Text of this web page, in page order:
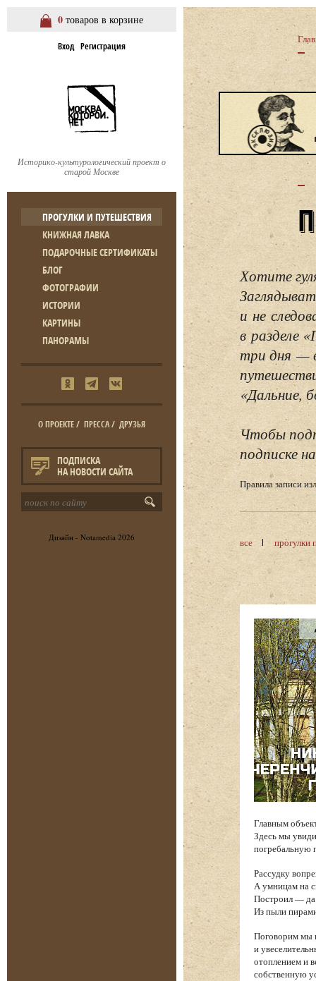
0 товаров в корзине
Вход Регистрация
Историко-культурологический проект о
старой Москве
ПРОГУЛКИ И ПУТЕШЕСТВИЯ
КНИЖНАЯ ЛАВКА
ПОДАРОЧНЫЕ СЕРТИФИКАТЫ
БЛОГ
ФОТОГРАФИИ
ИСТОРИИ
КАРТИНЫ
ПАНОРАМЫ
О ПРОЕКТЕ/ ПРЕССА/ ДРУЗЬЯ
ПОДПИСКА
НА НОВОСТИ САЙТА
Дизайн - Notamedia 2026
Хотите
и не
в разделе
три дня —
«Дальние,
Чтобы
подписке
Правила записи
все прогулки
Главным
Здесь мы
погребальную
Рассудку
А умницам на
Построил — да
Из пыли
Поговорим мы
и
отоплением и
собственную